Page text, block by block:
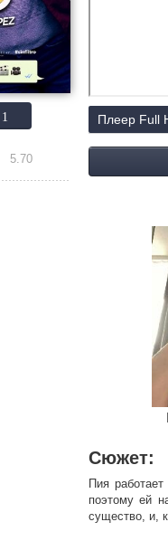
1
5.70
Плеер Full
Сюжет:
Пия
поэтому ей
существо, и,